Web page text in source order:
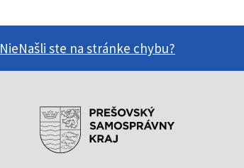
NieNašli ste na stránke chybu?